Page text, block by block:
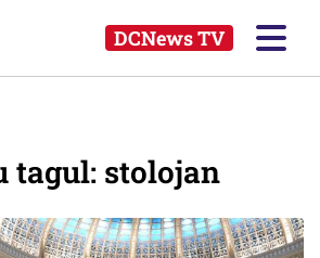
DCNews TV
tagul: stolojan